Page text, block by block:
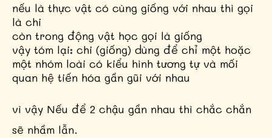
nếu là thực vật có cùng giống với nhau thì gọi
là chi
còn trong động vật học gọi là giống
vậy tóm lại: chi (giống) dùng để chỉ một hoặc
một nhóm loài có kiểu hình tương tự và mối
quan hệ tiến hóa gần gũi với nhau
vì vậy Nếu để 2 chậu gần nhau thì chắc chắn
sẽ nhầm lẫn.